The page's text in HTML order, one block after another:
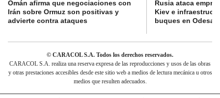
Omán afirma que negociaciones con
Irán sobre Ormuz son positivas y
advierte contra ataques
Rusia ataca
Kiev e
buques en Odesa
© CARACOL S.A. Todos los derechos reservados.
CARACOL S.A. realiza una reserva expresa de las reproducciones y usos de las obras
y otras prestaciones accesibles desde este sitio web a medios de lectura mecánica u otros
medios que resulten adecuados.